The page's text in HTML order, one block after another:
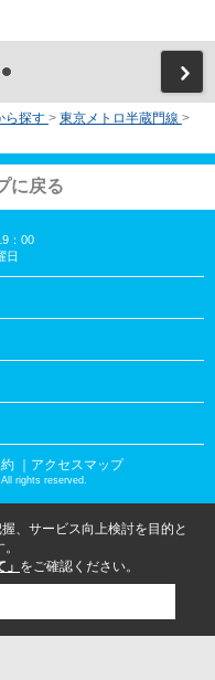
ら探す > 東京メトロ半蔵門線 >
に戻る
：00
日
｜アクセスマップ
rights reserved.
、サービス向上検討を目的と
をご確認ください。